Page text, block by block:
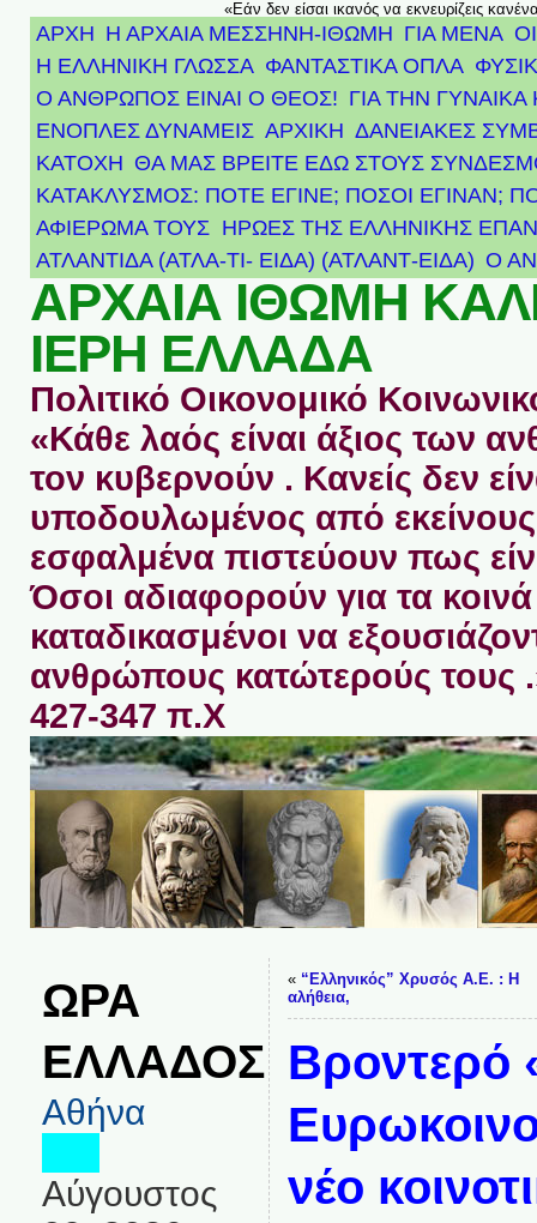
«Εάν δεν είσαι ικανός να εκνευρίζεις
ΑΡΧΗ Η ΑΡΧΑΙΑ ΜΕΣΣΗΝΗ-ΙΘΩΜΗ ΓΙΑ ΜΕΝΑ
Η ΕΛΛΗΝΙΚΗ ΓΛΩΣΣΑ ΦΑΝΤΑΣΤΙΚΑ ΟΠΛΑ
Ο ΑΝΘΡΩΠΟΣ ΕΙΝΑΙ Ο ΘΕΟΣ! ΓΙΑ ΤΗΝ ΓΥΝΑΙΚΑ
ΕΝΟΠΛΕΣ ΔΥΝΑΜΕΙΣ ΑΡΧΙΚΉ ΔΑΝΕΙΑΚΕΣ
ΚΑΤΟΧΗ ΘΑ ΜΑΣ ΒΡΕΙΤΕ ΕΔΩ ΣΤΟΥΣ
ΚΑΤΑΚΛΥΣΜΟΣ: ΠΟΤΕ ΕΓΙΝΕ; ΠΟΣΟΙ ΕΓΙΝΑΝ;
ΑΦΙΈΡΩΜΑ ΤΟΥΣ ΉΡΩΕΣ ΤΗΣ ΕΛΛΗΝΙΚΉΣ
ΑΤΛΑΝΤΊΔΑ (ΑΤΛΑ-ΤΙ- ΕΙΔΑ) (ΑΤΛΑΝΤ-ΕΙΔΑ) Ο
ΑΡΧΑΙΑ ΙΘΩΜΗ
ΙΕΡΗ ΕΛΛΑΔΑ
Πολιτικό Οικονομικό
«Κάθε λαός είναι άξιος των
τον κυβερνούν . Κανείς δεν
υποδουλωμένος από
εσφαλμένα πιστεύουν πως
Όσοι αδιαφορούν για τα κοινά
καταδικασμένοι να
ανθρώπους κατώτερούς τους
427-347 π.Χ
ΩΡΑ
ΕΛΛΑΔΟΣ
Αθήνα
Αύγουστος
« “Ελληνικός” Χρυσός Α.Ε. : Η
αλήθεια,
Βροντερό
νέο